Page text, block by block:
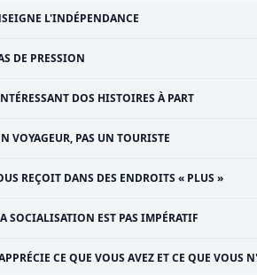
L'INDÉPENDANCE
DE PRESSION
DOS HISTOIRES À PART
VOYAGEUR, PAS UN TOURISTE
REÇOIT DANS DES ENDROITS « PLUS »
SOCIALISATION EST PAS IMPÉRATIF
CE QUE VOUS AVEZ ET CE QUE VOUS